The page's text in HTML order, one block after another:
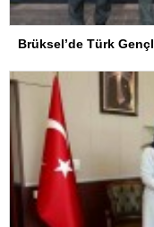
Brüksel’de Türk